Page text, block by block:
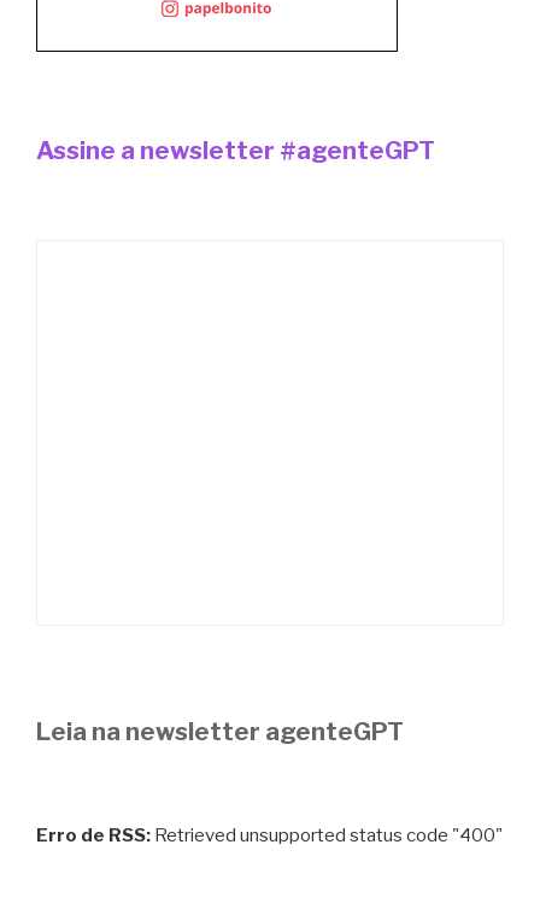
Assine a newsletter #agenteGPT
Leia na newsletter agenteGPT
Erro de RSS: Retrieved unsupported status code "400"